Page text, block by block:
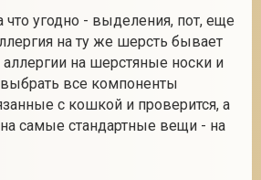
угодно - выделения, пот, еще
на ту же шерсть бывает
аллергии на шерстяные носки и
все компоненты
с кошкой и проверится, а
самые стандартные вещи - на